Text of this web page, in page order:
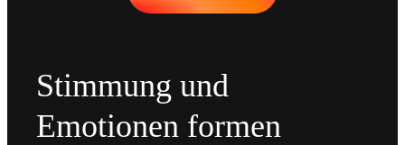
Stimmung und
Emotionen formen